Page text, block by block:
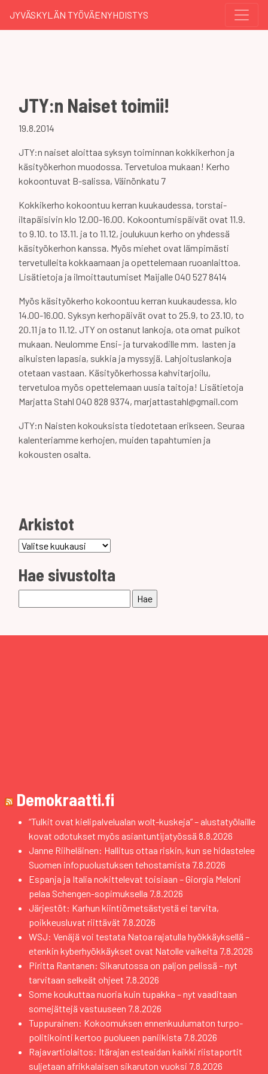
JYVÄSKYLÄN TYÖVÄENYHDISTYS
JTY:n Naiset toimii!
19.8.2014
JTY:n naiset aloittaa syksyn toiminnan kokkikerhon ja
käsityökerhon muodossa. Tervetuloa mukaan! Kerho
kokoontuvat B-salissa, Väinönkatu 7
Kokkikerho kokoontuu kerran kuukaudessa, torstai-
iltapäisivin klo 12.00-16.00. Kokoontumispäivät ovat 11.9.
to 9.10. to 13.11. ja to 11.12, joulukuun kerho on yhdessä
käsityökerhon kanssa. Myös miehet ovat lämpimästi
tervetulleita kokkaamaan ja opettelemaan ruoanlaittoa.
Lisätietoja ja ilmoittautumiset Maijalle 040 527 8414
Myös käsityökerho kokoontuu kerran kuukaudessa, klo
14.00-16.00. Syksyn kerhopäivät ovat to 25.9, to 23.10, to
20.11 ja to 11.12. JTY on ostanut lankoja, ota omat puikot
mukaan. Neulomme Ensi- ja turvakodille mm. lasten ja
aikuisten lapasia, sukkia ja myssyjä. Lahjoituslankoja
otetaan vastaan. Käsityökerhossa kahvitarjoilu,
tervetuloa myös opettelemaan uusia taitoja! Lisätietoja
Marjatta Stahl 040 828 9374, marjattastahl@gmail.com
JTY:n Naisten kokouksista tiedotetaan erikseen. Seuraa
kalenteriamme kerhojen, muiden tapahtumien ja
kokousten osalta.
Arkistot
Arkistot
Hae sivustolta
Demokraatti.fi
“Tulkit ovat kielipalvelualan wolt-kuskeja” – alustatyölaille
kovat odotukset myös asiantuntijatyössä 8.8.2026
Janne Riiheläinen: Hallitus ottaa riskin, kun se hidastelee
Suomen infopuolustuksen tehostamista 7.8.2026
Espanja ja Italia nokittelevat toisiaan – Giorgia Meloni
pelaa Schengen-sopimuksella 7.8.2026
Järjestöt: Karhun kiintiömetsästystä ei tarvita,
poikkeusluvat riittävät 7.8.2026
WSJ: Venäjä voi testata Natoa rajatulla hyökkäyksellä –
etenkin kyberhyökkäykset ovat Natolle vaikeita 7.8.2026
Piritta Rantanen: Sikarutossa on paljon pelissä – nyt
tarvitaan selkeät ohjeet 7.8.2026
Some koukuttaa nuoria kuin tupakka – nyt vaaditaan
somejättejä vastuuseen 7.8.2026
Tuppurainen: Kokoomuksen ennenkuulumaton turpo-
politikointi kertoo puolueen paniikista 7.8.2026
Rajavartiolaitos: Itärajan esteaidan kaikki riistaportit
suljetaan afrikkalaisen sikaruton vuoksi 7.8.2026